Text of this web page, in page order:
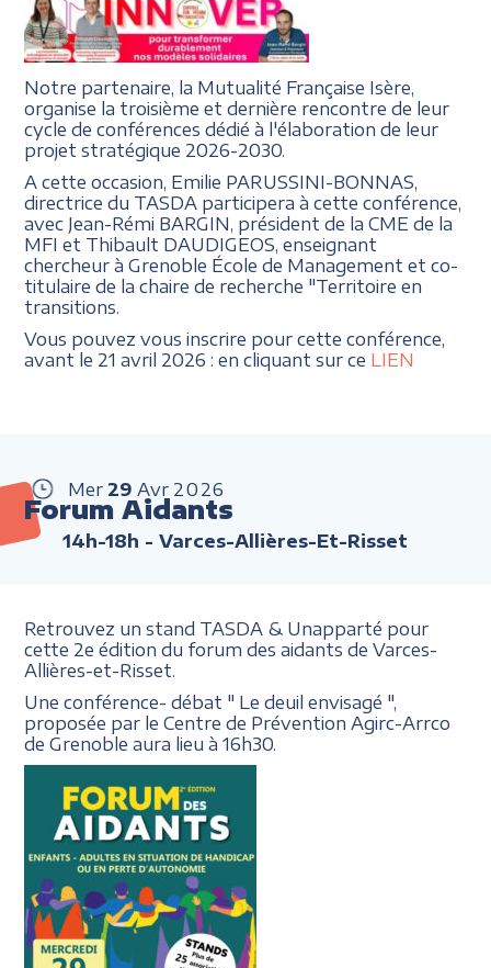
Notre partenaire, la Mutualité Française Isère,
organise la troisième et dernière rencontre de leur
cycle de conférences dédié à l'élaboration de leur
projet stratégique 2026-2030.
A cette occasion, Emilie PARUSSINI-BONNAS,
directrice du TASDA participera à cette conférence,
avec Jean-Rémi BARGIN, président de la CME de la
MFI et Thibault DAUDIGEOS, enseignant
chercheur à Grenoble École de Management et co-
titulaire de la chaire de recherche "Territoire en
transitions.
Vous pouvez vous inscrire pour cette conférence,
avant le 21 avril 2026 : en cliquant sur ce LIEN
Mer 29 Avr 2026
Forum Aidants
14h-18h - Varces-Allières-Et-Risset
Retrouvez un stand TASDA & Unapparté pour
cette 2e édition du forum des aidants de Varces-
Allières-et-Risset.
Une conférence- débat " Le deuil envisagé ",
proposée par le Centre de Prévention Agirc-Arrco
de Grenoble aura lieu à 16h30.